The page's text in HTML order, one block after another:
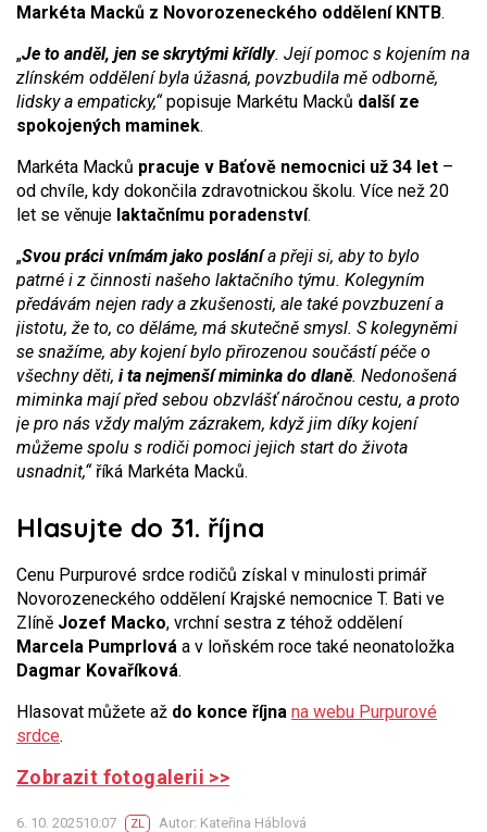
Markéta Macků z Novorozeneckého oddělení KNTB.
„Je to anděl, jen se skrytými křídly. Její pomoc s kojením na
zlínském oddělení byla úžasná, povzbudila mě odborně,
lidsky a empaticky,“popisuje Markétu Macků další ze
spokojených maminek.
Markéta Macků pracuje v Baťově nemocnici už 34 let –
od chvíle, kdy dokončila zdravotnickou školu. Více než 20
let se věnuje laktačnímu poradenství.
„Svou práci vnímám jako poslánía přeji si, aby to bylo
patrné i z činnosti našeho laktačního týmu. Kolegyním
předávám nejen rady a zkušenosti, ale také povzbuzení a
jistotu, že to, co děláme, má skutečně smysl. S kolegyněmi
se snažíme, aby kojení bylo přirozenou součástí péče o
všechny děti, i ta nejmenší miminka do dlaně. Nedonošená
miminka mají před sebou obzvlášť náročnou cestu, a proto
je pro nás vždy malým zázrakem, když jim díky kojení
můžeme spolu s rodiči pomoci jejich start do života
usnadnit,“říká Markéta Macků.
Hlasujte do 31. října
Cenu Purpurové srdce rodičů získal v minulosti primář
Novorozeneckého oddělení Krajské nemocnice T. Bati ve
Zlíně Jozef Macko, vrchní sestra z téhož oddělení
Marcela Pumprlová a v loňském roce také neonatoložka
Dagmar Kovaříková.
Hlasovat můžete až do konce října na webu Purpurové
srdce.
Zobrazit fotogalerii >>
6. 10. 202510:07 ZL Autor: Kateřina Háblová